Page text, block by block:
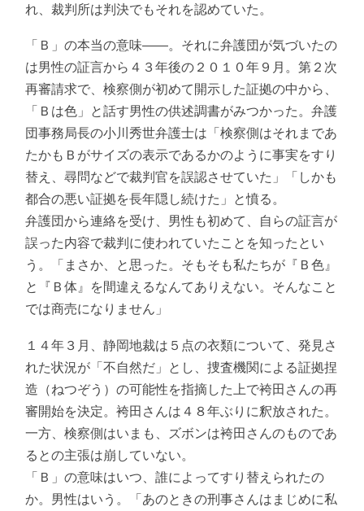
れ、裁判所は判決でもそれを認めていた。
「Ｂ」の本当の意味――。それに弁護団が気づいたの
は男性の証言から４３年後の２０１０年９月。第２次
再審請求で、検察側が初めて開示した証拠の中から、
「Ｂは色」と話す男性の供述調書がみつかった。弁護
団事務局長の小川秀世弁護士は「検察側はそれまであ
たかもＢがサイズの表示であるかのように事実をすり
替え、尋問などで裁判官を誤認させていた」「しかも
都合の悪い証拠を長年隠し続けた」と憤る。
弁護団から連絡を受け、男性も初めて、自らの証言が
誤った内容で裁判に使われていたことを知ったとい
う。「まさか、と思った。そもそも私たちが『Ｂ色』
と『Ｂ体』を間違えるなんてありえない。そんなこと
では商売になりません」
１４年３月、静岡地裁は５点の衣類について、発見さ
れた状況が「不自然だ」とし、捜査機関による証拠捏
造（ねつぞう）の可能性を指摘した上で袴田さんの再
審開始を決定。袴田さんは４８年ぶりに釈放された。
一方、検察側はいまも、ズボンは袴田さんのものであ
るとの主張は崩していない。
「Ｂ」の意味はいつ、誰によってすり替えられたの
か。男性はいう。「あのときの刑事さんはまじめに私